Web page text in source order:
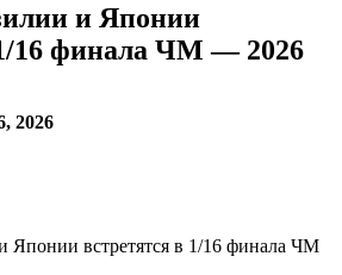
и Японии
16 финала ЧМ — 2026
2026